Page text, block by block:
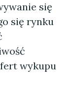
się
się rynku
wykupu